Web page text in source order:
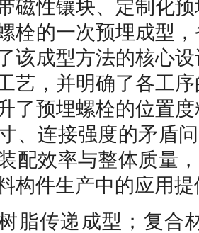
磁性镶块、定制化
栓的一次预埋成型
该成型方法的核心
艺，并明确了各工
了预埋螺栓的位置
、连接强度的矛盾
配效率与整体质量
构件生产中的应用
脂传递成型；复合